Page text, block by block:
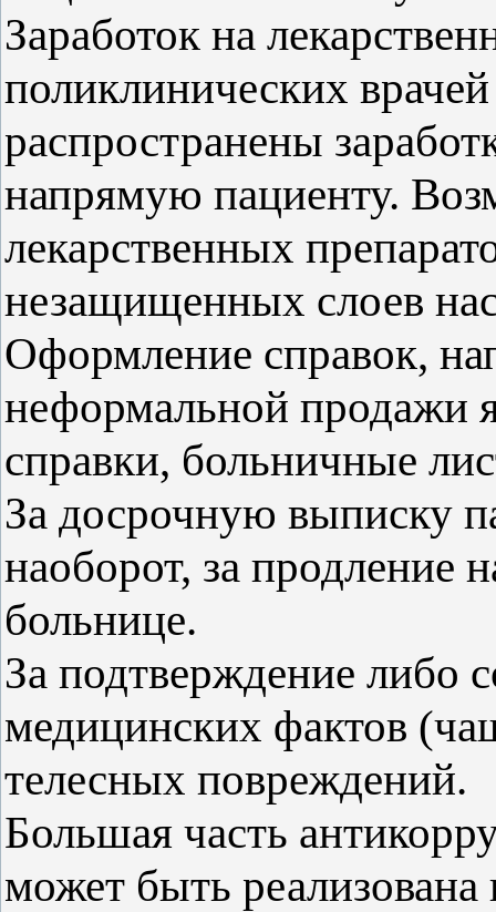
Заработок на
поликлинических
распространены
напрямую пациенту.
лекарственных
незащищенных слоев
Оформление справок,
неформальной продажи
справки, больничные
За досрочную выписку
наоборот, за продление
больнице.
За подтверждение либо
медицинских фактов
телесных повреждений.
Большая часть
может быть